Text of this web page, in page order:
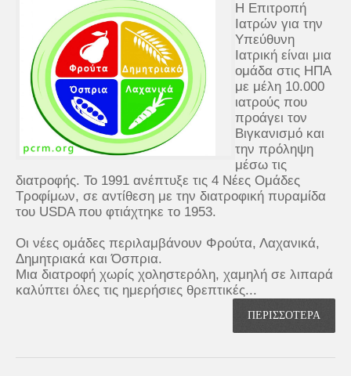
Η Επιτροπή
Ιατρών για την
Υπεύθυνη
Ιατρική είναι μια
ομάδα στις ΗΠΑ
με μέλη 10.000
ιατρούς που
προάγει τον
Βιγκανισμό και
την πρόληψη
μέσω τις
διατροφής. Το 1991 ανέπτυξε τις 4 Νέες Ομάδες
Τροφίμων, σε αντίθεση με την διατροφική πυραμίδα
του USDA που φτιάχτηκε το 1953.
Οι νέες ομάδες περιλαμβάνουν Φρούτα, Λαχανικά,
Δημητριακά και Όσπρια.
Μια διατροφή χωρίς χοληστερόλη, χαμηλή σε λιπαρά
καλύπτει όλες τις ημερήσιες θρεπτικές...
ΠΕΡΙΣΣΟΤΕΡΑ